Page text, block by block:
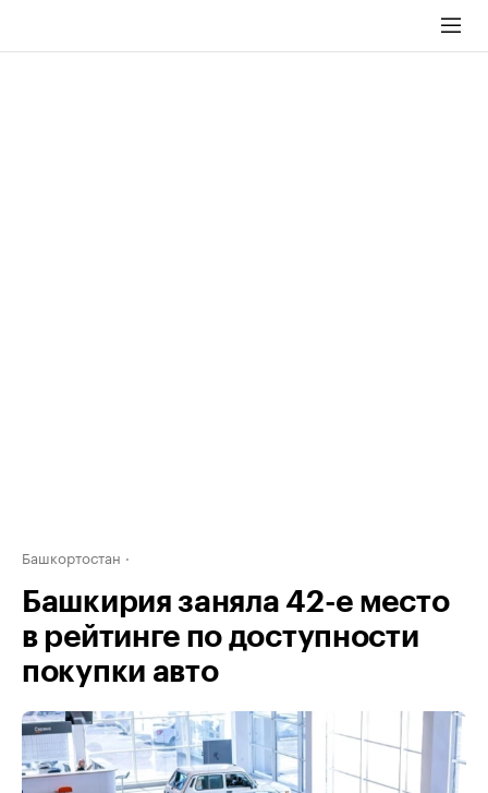
Башкортостан
Башкирия заняла 42-е место
в рейтинге по доступности
покупки авто